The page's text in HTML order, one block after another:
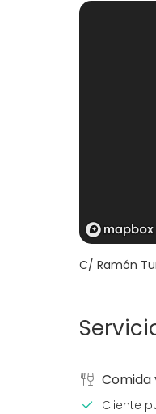
C/ Ramón
Comida
Cliente